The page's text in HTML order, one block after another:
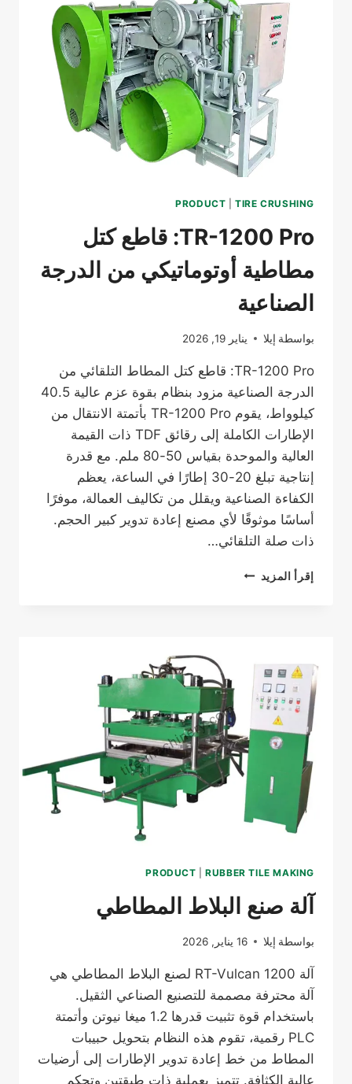
PRODUCT |TIRE CRUSHING
TR-1200 Pro: قاطع كتل
مطاطية أوتوماتيكي من الدرجة
الصناعية
بواسطة إيلا يناير 19, 2026
TR-1200 Pro: قاطع كتل المطاط التلقائي من
الدرجة الصناعية مزود بنظام بقوة عزم عالية 40.5
كيلوواط، يقوم TR-1200 Pro بأتمتة الانتقال من
الإطارات الكاملة إلى رقائق TDF ذات القيمة
العالية والموحدة بقياس 50-80 ملم. مع قدرة
إنتاجية تبلغ 20-30 إطارًا في الساعة، يعظم
الكفاءة الصناعية ويقلل من تكاليف العمالة، موفرًا
أساسًا موثوقًا لأي مصنع إعادة تدوير كبير الحجم.
ذات صلة التلقائي…
إقرأ المزيد TR-
أوتوماتيكي
من
الدرجة
الصناعية
PRODUCT |RUBBER TILE MAKING
آلة صنع البلاط المطاطي
بواسطة إيلا 16 يناير, 2026
آلة RT-Vulcan 1200 لصنع البلاط المطاطي هي
آلة محترفة مصممة للتصنيع الصناعي الثقيل.
باستخدام قوة تثبيت قدرها 1.2 ميغا نيوتن وأتمتة
PLC رقمية، تقوم هذه النظام بتحويل حبيبات
المطاط من خط إعادة تدوير الإطارات إلى أرضيات
عالية الكثافة. تتميز بعملية ذات طبقتين وتحكم